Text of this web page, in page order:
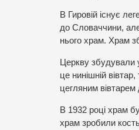
В Гировій існує
до Словаччини,
нього храм. Храм
Церкву збудували
це нинішній
цегляним
В 1932 році храм
храм зробили